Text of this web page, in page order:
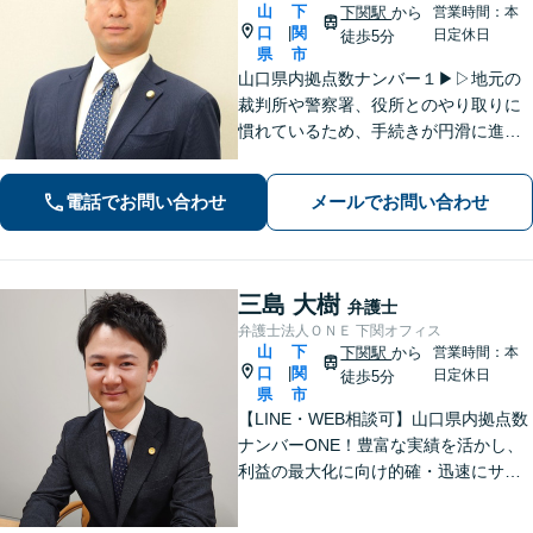
山
口
県
下
関
市
下関駅から
徒歩5分
営業時間：本
日定休日
山口県内拠点数ナンバー１▶︎▷地元の
裁判所や警察署、役所とのやり取りに
慣れているため、手続きが円滑に進み
ことで、仕事帰りや急な事態でも相談
に行きやすくなります。法律トラブル
は「地域密着」の当事務所にご相談く
ださい。
電話でお問い合わせ メールでお問い合わせ
三島 大樹 弁護士
弁護士法人ＯＮＥ 下関オフィス
山
口
県
下
関
市
下関駅から
徒歩5分
営業時間：本
日定休日
【LINE・WEB相談可】山口県内拠点数
ナンバーONE！豊富な実績を活かし、
利益の最大化に向け的確・迅速にサポ